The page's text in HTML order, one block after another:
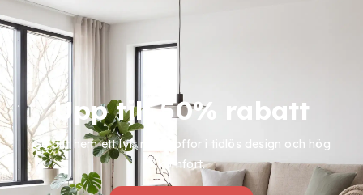
Upp till 50% rabatt
Ge ditt hem ett lyft med soffor i tidlös design och hög
komfort.